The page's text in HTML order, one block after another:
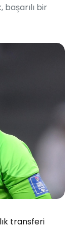
başarılı bir
transferi